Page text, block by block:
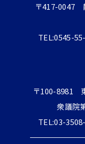
〒417-0047
TEL:0545-
〒100-8981
衆議院
TEL:03-